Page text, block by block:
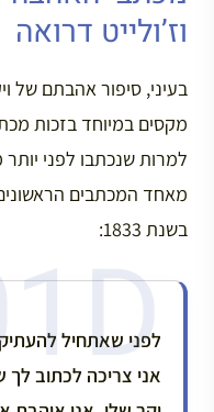
וז’ולייט דרואה
בעיני, סיפור אהבתם של
מקסים במיוחד בזכות
מאחד המכתבים
בשנת 1833:
לפני שאתחיל
אני צריכה לכתוב